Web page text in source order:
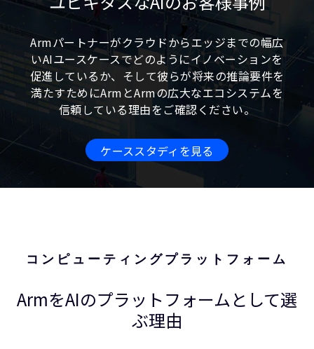
Armパートナーがクラウドからエッジまでの幅広
いAIユースケースでどのようにイノベーションを
促進しているか、そして彼らが将来の推論要件を
満たすためにArmとArmの広大なエコシステムを
信頼している理由をご確認ください。
ケーススタディを見る
コンピューティングプラットフォーム
ArmをAIのプラットフォームとして選
ぶ理由